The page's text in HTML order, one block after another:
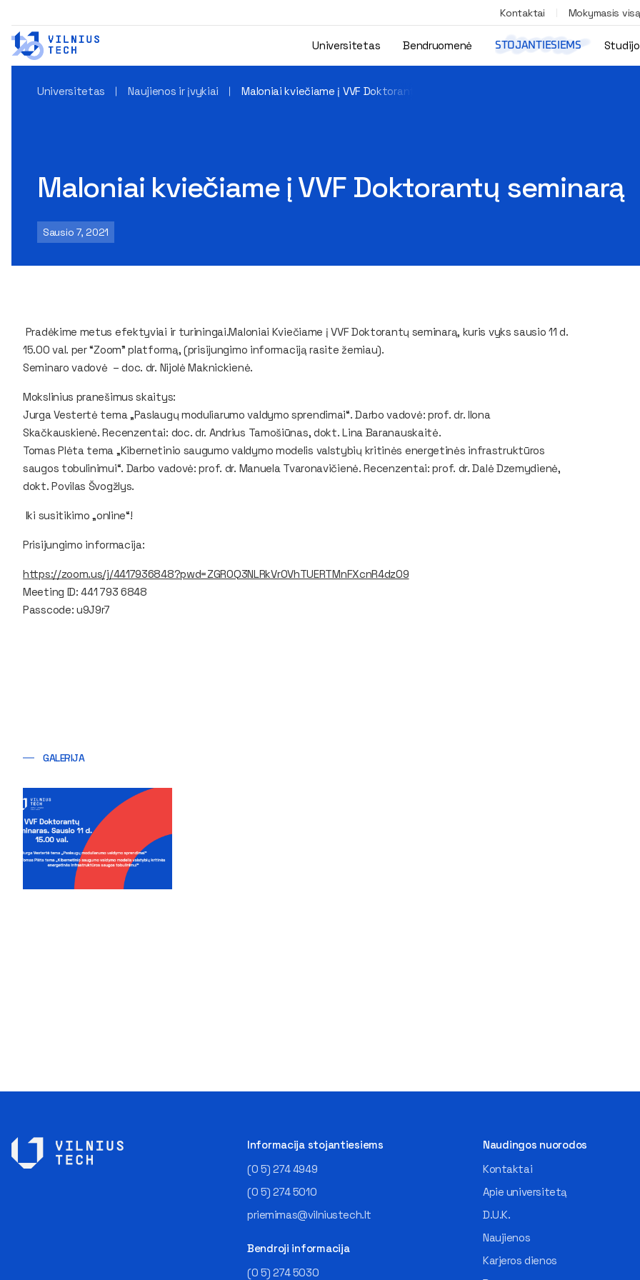
Kontaktai Mokymasis
Universitetas Bendruomenė STOJANTIESIEMS
Universitetas Naujienos ir įvykiai Maloniai kviečiame į VVF Doktorantų seminarą
Maloniai kviečiame į VVF Doktorantų seminarą
Sausio 7, 2021
Pradėkime metus efektyviai ir turiningai.Maloniai Kviečiame į VVF Doktorantų seminarą, kuris vyks sausio 11 d.
15.00 val. per “Zoom” platformą, (prisijungimo informaciją rasite žemiau).
Seminaro vadovė – doc. dr. Nijolė Maknickienė.
Mokslinius pranešimus skaitys:
Jurga Vestertė tema „Paslaugų moduliarumo valdymo sprendimai“. Darbo vadovė: prof. dr. Ilona
Skačkauskienė. Recenzentai: doc. dr. Andrius Tamošiūnas, dokt. Lina Baranauskaitė.
Tomas Plėta tema „Kibernetinio saugumo valdymo modelis valstybių kritinės energetinės infrastruktūros
saugos tobulinimui“. Darbo vadovė: prof. dr. Manuela Tvaronavičienė. Recenzentai: prof. dr. Dalė Dzemydienė,
dokt. Povilas Švogžlys.
Iki susitikimo „online“!
Prisijungimo informacija:
https://zoom.us/j/4417936848?pwd=ZGR0Q3NLRkVrOVhTUERTMnFXcnR4dz09
Meeting ID: 441 793 6848
Passcode: u9J9r7
GALERIJA
Informacija stojantiesiems
(0 5) 274 4949
(0 5) 274 5010
priemimas@vilniustech.lt
Bendroji informacija
(0 5) 274 5030
Naudingos nuorodos
Kontaktai
Apie universitetą
D.U.K.
Naujienos
Karjeros dienos